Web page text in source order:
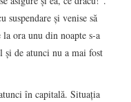
și venise să
ora unu din noapte s-a
și de atunci nu a mai fost
în capitală. Situația